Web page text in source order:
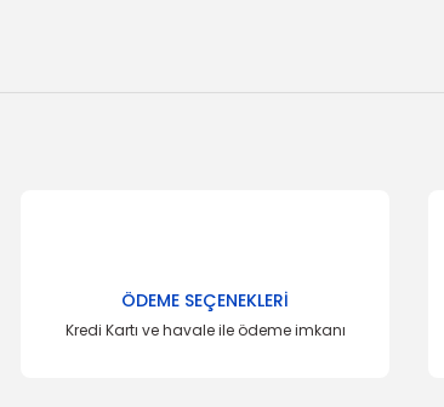
ÖDEME SEÇENEKLERİ
Kredi Kartı ve havale ile ödeme imkanı